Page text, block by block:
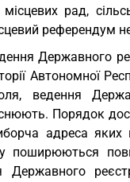
рад,
референдум
Державного
Автономної
ведення
Порядок
адреса яких
поширюються
Державного